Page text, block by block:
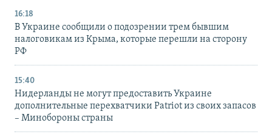
16:18
В Украине сообщили о подозрении трем бывшим
налоговикам из Крыма, которые перешли на сторону
РФ
15:40
Нидерланды не могут предоставить Украине
дополнительные перехватчики Patriot из своих запасов
– Минобороны страны